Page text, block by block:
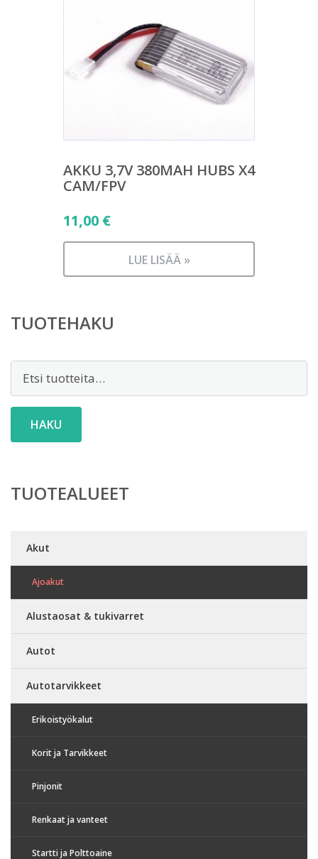
AKKU 3,7V 380MAH HUBS X4
CAM/FPV
11,00 €
LUE LISÄÄ »
TUOTEHAKU
Etsi:
HAKU
TUOTEALUEET
Akut
Ajoakut
Alustaosat & tukivarret
Autot
Autotarvikkeet
Erikoistyökalut
Korit ja Tarvikkeet
Pinjonit
Renkaat ja vanteet
Startti ja Polttoaine